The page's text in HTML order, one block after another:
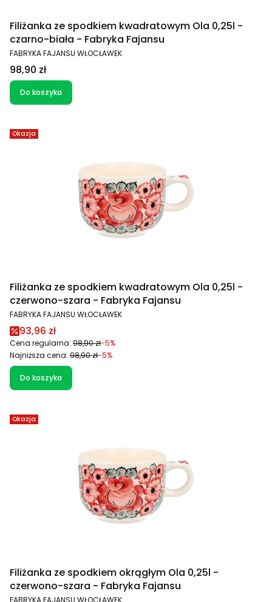
Filiżanka ze spodkiem kwadratowym Ola 0,25l -
czarno-biała - Fabryka Fajansu
PRODUCENT
FABRYKA FAJANSU WŁOCŁAWEK
Cena
98,90 zł
Do koszyka
Okazja
Filiżanka ze spodkiem kwadratowym Ola 0,25l -
czerwono-szara - Fabryka Fajansu
PRODUCENT
FABRYKA FAJANSU WŁOCŁAWEK
Cena promocyjna
93,96 zł
Cena regularna: 98,90 zł-5%
Najniższa cena: 98,90 zł-5%
Do koszyka
Okazja
Filiżanka ze spodkiem okrągłym Ola 0,25l -
czerwono-szara - Fabryka Fajansu
PRODUCENT
FABRYKA FAJANSU WŁOCŁAWEK